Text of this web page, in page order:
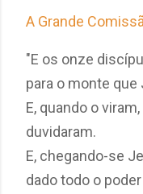
A Grande
"E os onze
para o monte
E, quando o
duvidaram.
E, chegando-se
dado todo o